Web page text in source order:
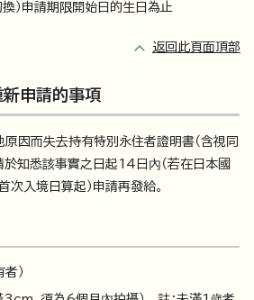
換）申請期限開始日的生日為止
返回此頁面頂部
申請的事項
原因而失去持有特別永住者證明書（含視同
於知悉該事實之日起14日內（若在日本國
次入境日算起）申請再發給。
）